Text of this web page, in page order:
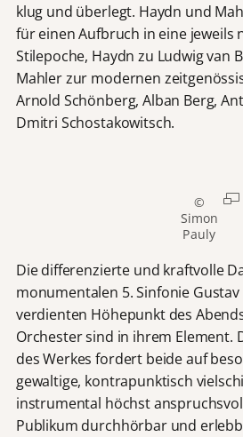
klug und überlegt. Haydn und
für einen Aufbruch in eine jeweils
Stilepoche, Haydn zu Ludwig van
Mahler zur modernen
Arnold Schönberg, Alban Berg,
Dmitri Schostakowitsch.
©
Simon
Pauly
Die differenzierte und kraftvolle
monumentalen 5. Sinfonie
verdienten Höhepunkt des
Orchester sind in ihrem Element.
des Werkes fordert beide auf
gewaltige, kontrapunktisch
instrumental höchst
Publikum durchhörbar und